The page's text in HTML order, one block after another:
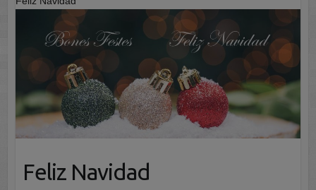
Feliz Navidad